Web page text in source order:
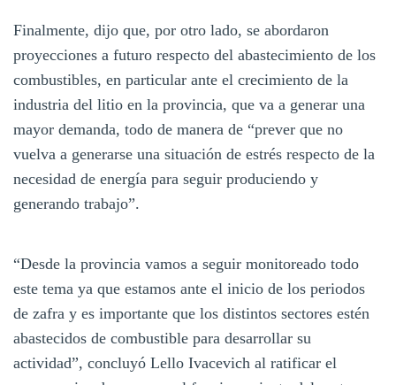
Finalmente, dijo que, por otro lado, se abordaron
proyecciones a futuro respecto del abastecimiento de los
combustibles, en particular ante el crecimiento de la
industria del litio en la provincia, que va a generar una
mayor demanda, todo de manera de “prever que no
vuelva a generarse una situación de estrés respecto de la
necesidad de energía para seguir produciendo y
generando trabajo”.
“Desde la provincia vamos a seguir monitoreado todo
este tema ya que estamos ante el inicio de los periodos
de zafra y es importante que los distintos sectores estén
abastecidos de combustible para desarrollar su
actividad”, concluyó Lello Ivacevich al ratificar el